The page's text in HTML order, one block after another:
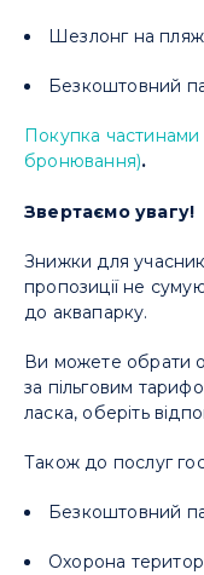
Шезлонг на
Безкоштовний
Покупка частинами
бронювання).
Звертаємо увагу!
Знижки для
пропозиції не
до аквапарку.
Ви можете обрати
за пільговим
ласка, оберіть
Також до послуг
Безкоштовний
Охорона